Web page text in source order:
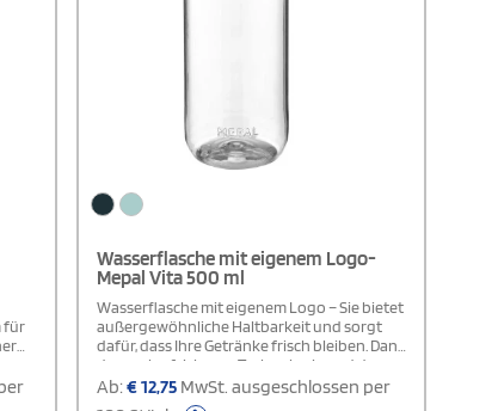
für
Wasserflasche mit eigenem Logo-
Mepal Vita 500 ml
Wasserflasche mit eigenem Logo – Sie bietet
außergewöhnliche Haltbarkeit und sorgt
dafür, dass Ihre Getränke frisch bleiben. Dank
der auslaufsicheren Technologie und der
praktischen Doppelöffnung ist ein
Auslaufen ausgeschlossen, was sie ideal für
Ab:€12,75MwSt. ausgeschlossen per